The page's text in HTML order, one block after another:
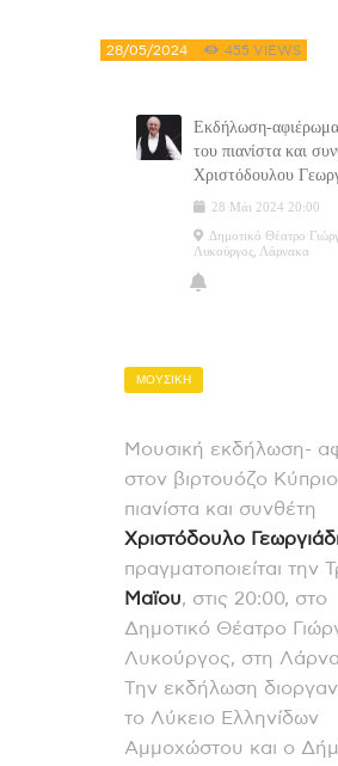
28/05/2024 455 VIEWS
Εκδήλωση-
του πιανίστα και
Χριστόδουλου
28 Μάι 2024 20:00
Δημοτικό Θέατρο
Λυκούργος, Λάρνακα
ΜΟΥΣΙΚΗ
Μουσική εκδήλωση-
στον βιρτουόζο Κύπριο
πιανίστα και συνθέτη
Χριστόδουλο
πραγματοποιείται την
Μαϊου, στις 20:00, στο
Δημοτικό Θέατρο
Λυκούργος, στη
Την εκδήλωση
το Λύκειο Ελληνίδων
Αμμοχώστου και ο